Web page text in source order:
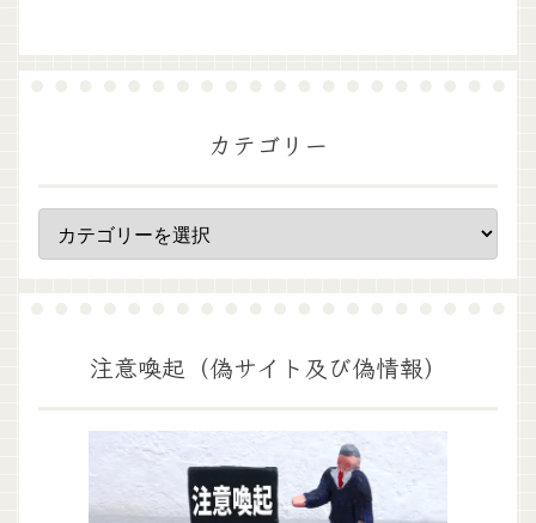
カテゴリー
注意喚起（偽サイト及び偽情報）